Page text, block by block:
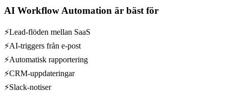
AI Workflow Automation är bäst för
⚡Lead-flöden mellan SaaS
⚡AI-triggers från e-post
⚡Automatisk rapportering
⚡CRM-uppdateringar
⚡Slack-notiser